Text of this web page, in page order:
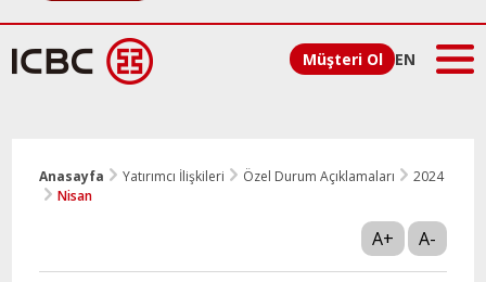
Müşteri Ol EN
Anasayfa Yatırımcı İlişkileri Özel Durum Açıklamaları
2024
Nisan
A+ A-